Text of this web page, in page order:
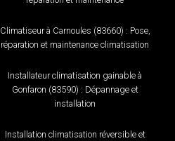
Climatiseur à Carnoules (83660) : Pose,
réparation et maintenance climatisation
Installateur climatisation gainable à
Gonfaron (83590) : Dépannage et
installation
Installation climatisation réversible et